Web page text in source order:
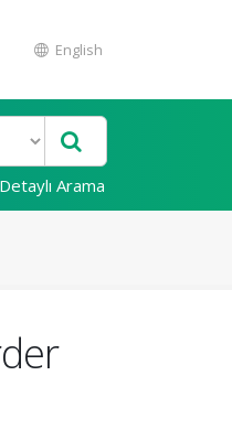
English
Detaylı Arama